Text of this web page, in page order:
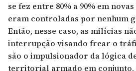
se fez entre 80% a 90% em
eram controladas por nenhum
Então, nesse caso, as milícias
interrupção visando frear o
são o impulsionador da lógica
territorial armado em conjunto.